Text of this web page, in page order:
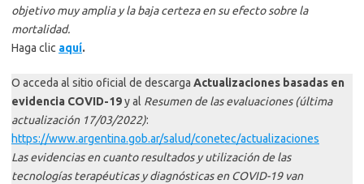
objetivo muy amplia y la baja certeza en su efecto sobre la
mortalidad.
Haga clic aquí.
O acceda al sitio oficial de descarga Actualizaciones basadas en
evidencia COVID-19y al Resumen de las evaluaciones (última
actualización 17/03/2022):
https://www.argentina.gob.ar/salud/conetec/actualizaciones
Las evidencias en cuanto resultados y utilización de las
tecnologías terapéuticas y diagnósticas en COVID-19 van